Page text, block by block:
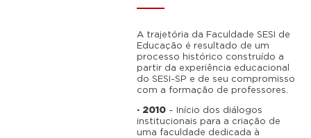
A trajetória da Faculdade SESI de
Educação é resultado de um
processo histórico construído a
partir da experiência educacional
do SESI-SP e de seu compromisso
com a formação de professores.
· 2010 – Início dos diálogos
institucionais para a criação de
uma faculdade dedicada à